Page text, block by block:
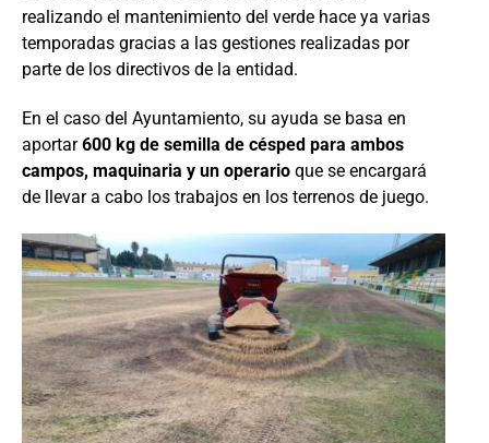
realizando el mantenimiento del verde hace ya varias
temporadas gracias a las gestiones realizadas por
parte de los directivos de la entidad.
En el caso del Ayuntamiento, su ayuda se basa en
aportar600 kg de semilla de césped para ambos
campos, maquinaria y un operario que se encargará
de llevar a cabo los trabajos en los terrenos de juego.